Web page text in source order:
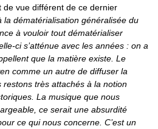
de vue différent de ce dernier
la dématérialisation généralisée du
à vouloir tout dématérialiser
ci s’atténue avec les années : on a
que la matière existe. Le
comme un autre de diffuser la
très attachés à la notion
La musique que nous
ce serait une absurdité
ce qui nous concerne. C’est un